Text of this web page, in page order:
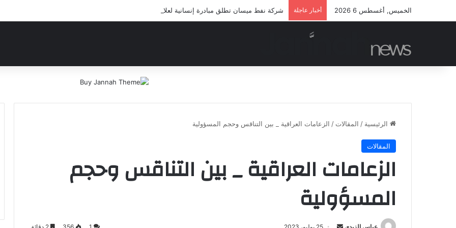
الخميس, أغسطس 6 2026 أخبار عاجلة شركة نفط ميسان تطلق مبادرة إنسانية لعلاج أيتام مدرسة كافل اليتيم
الرئيسية / المقالات / الزعامات العراقية _ بين التناقس وحجم المسؤولية
المقالات
الزعامات العراقية _ بين التناقس وحجم
المسؤولية
أرسل